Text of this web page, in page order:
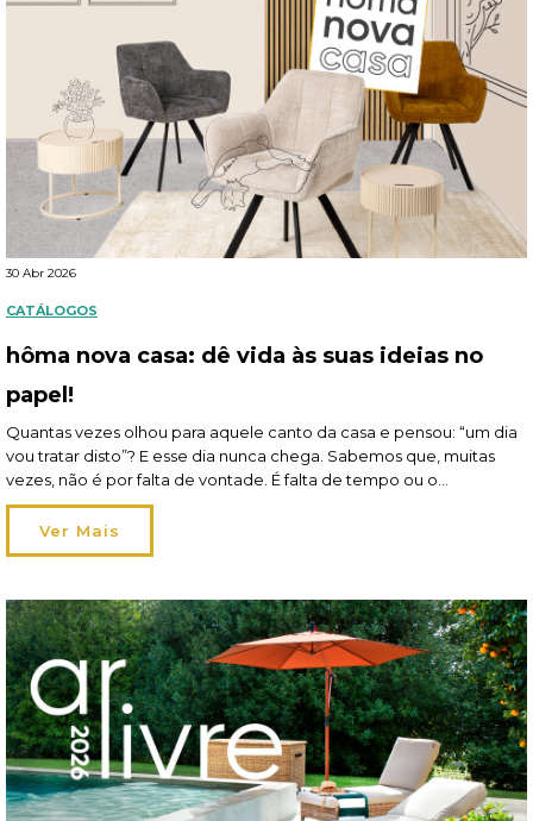
30 Abr 2026
CATÁLOGOS
hôma nova casa: dê vida às suas ideias no
papel!
Quantas vezes olhou para aquele canto da casa e pensou: “um dia
vou tratar disto”? E esse dia nunca chega. Sabemos que, muitas
vezes, não é por falta de vontade. É falta de tempo ou o
orçamento que obriga a dar prioridade a outras coisas. E, assim,
vão ficando para trás pequenos projetos que gostaria […]
Ver Mais